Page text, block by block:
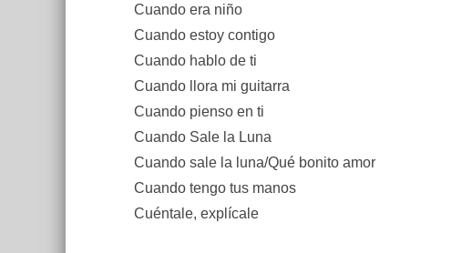
Cuando era niño
Cuando estoy contigo
Cuando hablo de ti
Cuando llora mi guitarra
Cuando pienso en ti
Cuando Sale la Luna
Cuando sale la luna/Qué bonito amor
Cuando tengo tus manos
Cuéntale, explícale